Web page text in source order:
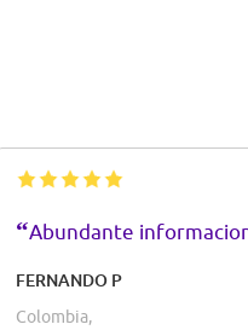
“Abundante
FERNANDO P
Colombia,